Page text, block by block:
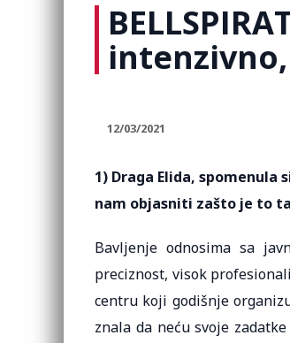
12/03/2021
1) Draga Elida, spomenula
nam objasniti zašto je to
Bavljenje odnosima sa
preciznost, visok
centru koji godišnje
znala da neću svoje